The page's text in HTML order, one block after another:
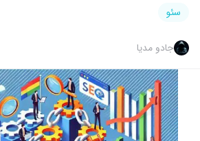
سئو
جادو مدیا